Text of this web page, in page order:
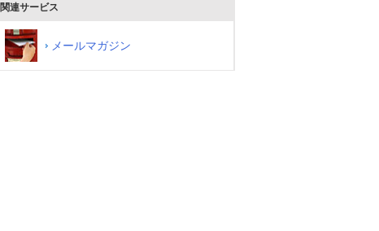
関連サービス
メールマガジン